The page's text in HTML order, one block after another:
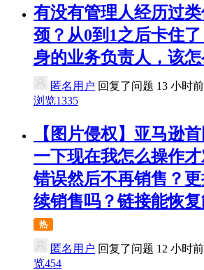
有没有管理人经历过
颈？从0到1之后卡住
身的业务负责人，该怎
匿名用户 回复了问题 13 小时前
浏览1335
【图片侵权】亚马逊
一下现在我怎么操作
错误然后不再销售？
续销售吗？链接能恢
热
匿名用户 回复了问题 12 小时前
览454